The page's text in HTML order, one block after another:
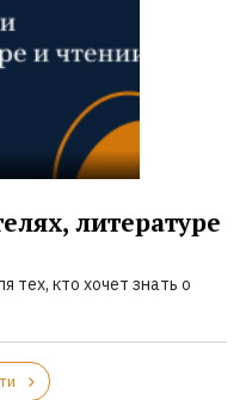
литературе
тех, кто хочет знать о